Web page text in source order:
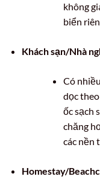
không
biển
Khách sạn/Nhà
Có
dọc
ốc sạch
chăng
các nền
Homestay/